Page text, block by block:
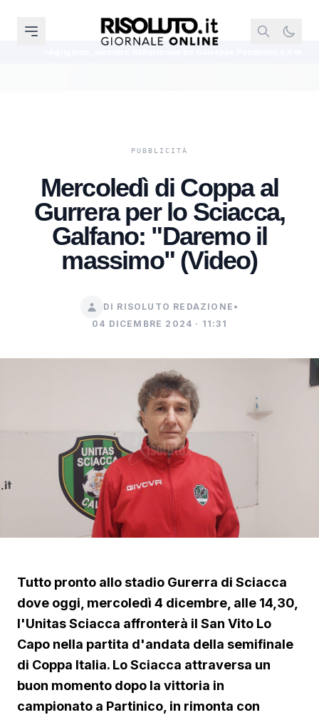
Mercoledì di Coppa al
Gurrera per lo Sciacca,
Galfano: "Daremo il
massimo" (Video)
DI RISOLUTO REDAZIONE •
04 DICEMBRE 2024 · 11:31
Tutto pronto allo stadio Gurerra di Sciacca
dove oggi, mercoledì 4 dicembre, alle 14,30,
l'Unitas Sciacca affronterà il San Vito Lo
Capo nella partita d'andata della semifinale
di Coppa Italia. Lo Sciacca attraversa un
buon momento dopo la vittoria in
campionato a Partinico, in rimonta con